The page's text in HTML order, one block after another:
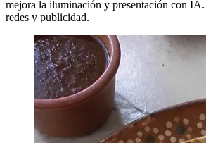
mejora la iluminación y presentación con
redes y publicidad.